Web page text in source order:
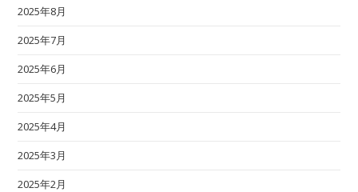
2025年8月
2025年7月
2025年6月
2025年5月
2025年4月
2025年3月
2025年2月